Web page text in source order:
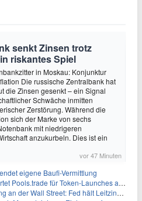
senkt Zinsen trotz
riskantes Spiel
in Moskau: Konjunktur
Die russische Zentralbank hat
die Zinsen gesenkt – ein Signal
Schwäche inmitten
Zerstörung. Während die
sich der Marke von sechs
mit niedrigeren
anzukurbeln. Dies ist ein
vor 47 Minuten
eigene Baufi-Vermittlung
für Token-Launches auf Robinhood Chain
Street: Fed hält Leitzins fest – aber Warsh sendet klares Signal